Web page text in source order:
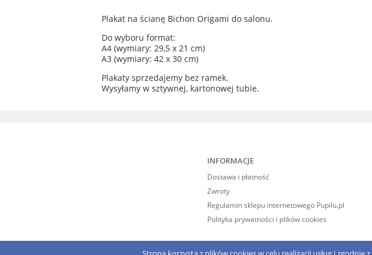
Cena nie zawiera ewentualnych
Plakat na ścianę Bichon Origami do salonu.
Do wyboru format:
A4 (wymiary: 29,5 x 21 cm)
A3 (wymiary: 42 x 30 cm)
Plakaty sprzedajemy bez ramek.
Wysyłamy w sztywnej, kartonowej tubie.
INFORMACJE
Dostawa i płatność
Zwroty
Regulamin sklepu internetowego Pupilu.pl
Polityka prywatności i plików cookies